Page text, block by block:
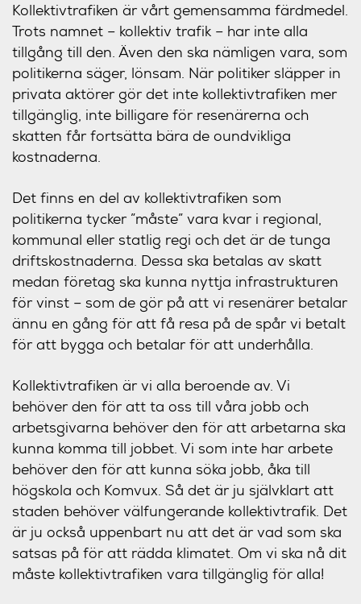
Kollektivtrafiken är vårt gemensamma färdmedel.
Trots namnet – kollektiv trafik – har inte alla
tillgång till den. Även den ska nämligen vara, som
politikerna säger, lönsam. När politiker släpper in
privata aktörer gör det inte kollektivtrafiken mer
tillgänglig, inte billigare för resenärerna och
skatten får fortsätta bära de oundvikliga
kostnaderna.
Det finns en del av kollektivtrafiken som
politikerna tycker ”måste” vara kvar i regional,
kommunal eller statlig regi och det är de tunga
driftskostnaderna. Dessa ska betalas av skatt
medan företag ska kunna nyttja infrastrukturen
för vinst – som de gör på att vi resenärer betalar
ännu en gång för att få resa på de spår vi betalt
för att bygga och betalar för att underhålla.
Kollektivtrafiken är vi alla beroende av. Vi
behöver den för att ta oss till våra jobb och
arbetsgivarna behöver den för att arbetarna ska
kunna komma till jobbet. Vi som inte har arbete
behöver den för att kunna söka jobb, åka till
högskola och Komvux. Så det är ju självklart att
staden behöver välfungerande kollektivtrafik. Det
är ju också uppenbart nu att det är vad som ska
satsas på för att rädda klimatet. Om vi ska nå dit
måste kollektivtrafiken vara tillgänglig för alla!